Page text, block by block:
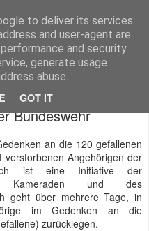
to deliver its services
and user-agent are
and security
generate usage
abuse.
GOT IT
Presseberichte zu Bundespolitik, Diplomatie, Sicherheitspolitik, Wirtschaft, Fahrzeugtechnik und IT - Pressedienst, Fachartikel, Bildredaktion, O-Ton-Videos
an die gefallenen
Bundeswehr
an die 120 gefallenen
Angehörigen der
ist eine Initiative der
Kameraden und des
geht über mehrere Tage, in
im Gedenken an die
zurücklegen.